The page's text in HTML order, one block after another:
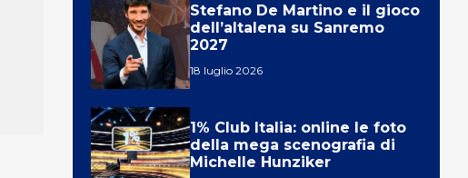
Stefano De Martino e il gioco
dell’altalena su Sanremo
2027
18 luglio 2026
1% Club Italia: online le foto
della mega scenografia di
Michelle Hunziker